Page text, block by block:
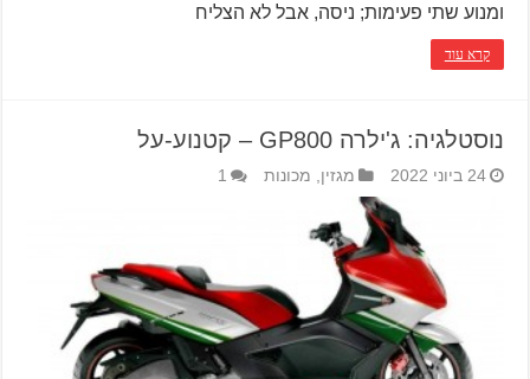
ומנוע שתי פעימות; ניסה, אבל לא הצליח
קרא עוד
נוסטלגיה: ג'ילרה GP800 – קטנוע-על
24 ביוני 2022 מגזין, מכונות 1